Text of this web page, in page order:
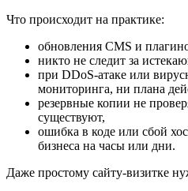
Что происходит на практике:
обновления CMS и
никто не следит за
при DDoS-атаке или
мониторинга, ни плана
резервные копии не
существуют,
ошибка в коде или сбой
бизнеса на часы или дни.
Даже простому сайту-визитке